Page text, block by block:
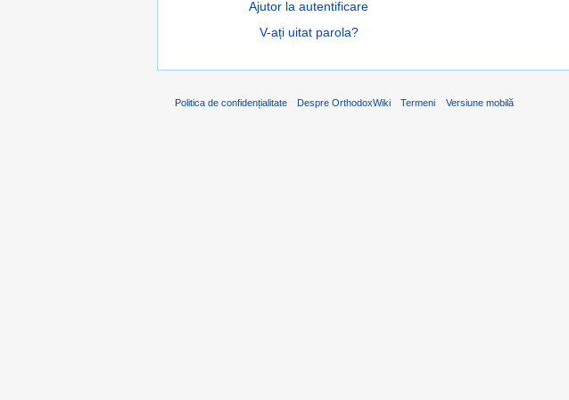
Ajutor la autentificare
V-ați uitat parola?
Politica de confidențialitate Despre OrthodoxWiki Termeni Versiune mobilă